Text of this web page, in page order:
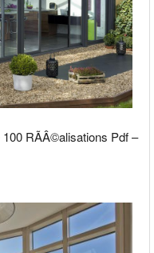
100 RÃÂ©alisations Pdf –